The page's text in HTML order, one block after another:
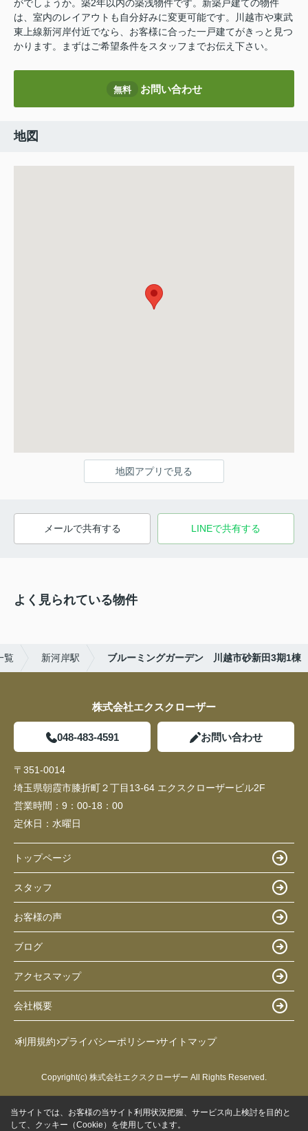
がでしょうか。築2年以内の築浅物件です。新築戸建ての物件
は、室内のレイアウトも自分好みに変更可能です。川越市や東武
東上線新河岸付近でなら、お客様に合った一戸建てがきっと見つ
かります。まずはご希望条件をスタッフまでお伝え下さい。
無料 お問い合わせ
地図
地図アプリで見る
メールで共有する LINEで共有する
よく見られている物件
覧 新河岸駅 ブルーミングガーデン 川越市砂新田3期1棟
株式会社エクスクローザー
048-483-4591 お問い合わせ
〒351-0014
埼玉県朝霞市膝折町２丁目13-64 エクスクローザービル2F
営業時間： 9：00-18：00
定休日： 水曜日
トップページ
スタッフ
お客様の声
ブログ
アクセスマップ
会社概要
利用規約 プライバシーポリシー サイトマップ
Copyright(c) 株式会社エクスクローザー All Rights Reserved.
当サイトでは、お客様の当サイト利用状況把握、サービス向上検討を目的と
して、クッキー（Cookie）を使用しています。